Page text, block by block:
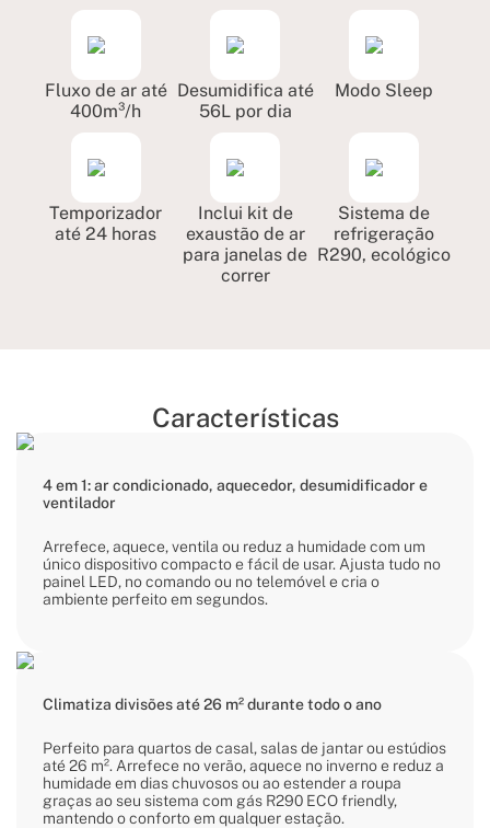
Fluxo de ar até
400m³/h
Desumidifica até
56L por dia
Modo Sleep
Temporizador
até 24 horas
Inclui kit de
exaustão de ar
para janelas de
correr
Sistema de
refrigeração
R290, ecológico
Características
4 em 1: ar condicionado, aquecedor, desumidificador e
ventilador
Arrefece, aquece, ventila ou reduz a humidade com um
único dispositivo compacto e fácil de usar. Ajusta tudo no
painel LED, no comando ou no telemóvel e cria o
ambiente perfeito em segundos.
Climatiza divisões até 26 m² durante todo o ano
Perfeito para quartos de casal, salas de jantar ou estúdios
até 26 m². Arrefece no verão, aquece no inverno e reduz a
humidade em dias chuvosos ou ao estender a roupa
graças ao seu sistema com gás R290 ECO friendly,
mantendo o conforto em qualquer estação.